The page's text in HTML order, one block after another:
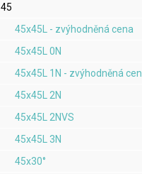
45
45x45L - zvýhodněná cena
45x45L 0N
45x45L 1N - zvýhodněná
45x45L 2N
45x45L 2NVS
45x45L 3N
45x30°